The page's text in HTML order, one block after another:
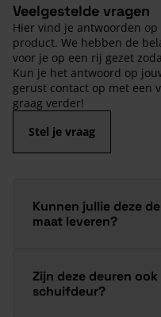
Veelgestelde vragen
Hier vind je antwoorden
product. We hebben de
voor je op een rij gezet
Kun je het antwoord op
gerust contact op met een
graag verder!
Stel je vraag
Kunnen jullie deze
maat leveren?
Zijn deze deuren
schuifdeur?